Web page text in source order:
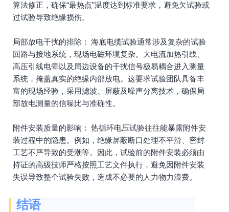
算法修正，确保“最热点”温度达到标准要求，避免欠试验或
过试验导致绝缘损伤。
局部放电干扰的排除： 海底电缆试验通常涉及复杂的试验
回路与接地系统，现场电磁环境复杂。大电流加热引线、
高压引线电晕以及周边设备的干扰信号极易耦合进入测量
系统，掩盖真实的绝缘内部放电。这要求试验团队具备丰
富的现场经验，采用滤波、屏蔽及噪声分离技术，确保局
部放电测量的信噪比与准确性。
附件安装质量的影响： 热循环电压试验往往能暴露附件安
装过程中的隐患。例如，绝缘屏蔽断口处理不平滑、密封
工艺不严导致的受潮等。因此，试验前的附件安装必须由
持证的高级技师严格按照工艺文件执行，避免因附件安装
失误导致整个试验失败，造成不必要的人力物力浪费。
结语